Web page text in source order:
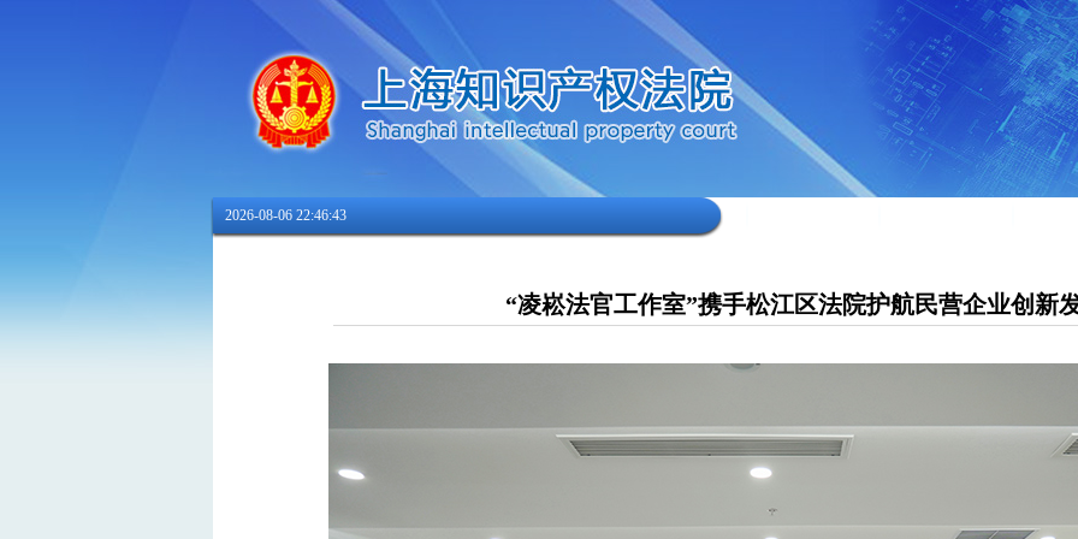
2026-08-06 22:46:45
“凌崧法官工作室”携手松江区法院护航民营企业创新